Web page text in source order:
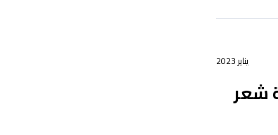
يناير 2023
شعر